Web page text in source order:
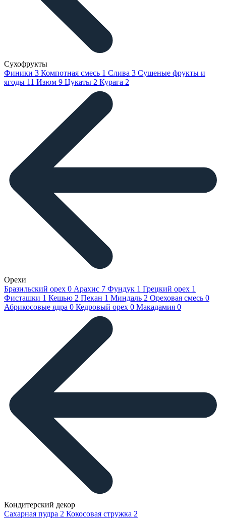
Сухофрукты
Финики 3 Компотная смесь 1 Слива 3 Сушеные фрукты и
ягоды 11 Изюм 9 Цукаты 2 Курага 2
Орехи
Бразильский орех 0 Арахис 7 Фундук 1 Грецкий орех 1
Фисташки 1 Кешью 2 Пекан 1 Миндаль 2 Ореховая смесь 0
Абрикосовые ядра 0 Кедровый орех 0 Макадамия 0
Кондитерский декор
Сахарная пудра 2 Кокосовая стружка 2